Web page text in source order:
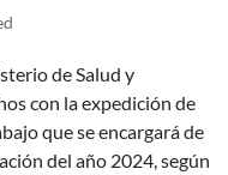
de Salud y
con la expedición de
que se encargará de
del año 2024, según